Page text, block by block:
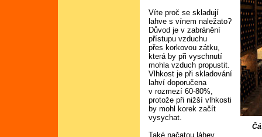
Víte proč se skladují
lahve s vínem naležato?
Důvod je v zabránění
přístupu vzduchu
přes korkovou zátku,
která by při vyschnutí
mohla vzduch propustit.
Vlhkost je při skladování
lahví doporučena
v rozmezí 60-80%,
protože při nižší vlhkosti
by mohl korek začít
vysychat.
Také načatou láhev